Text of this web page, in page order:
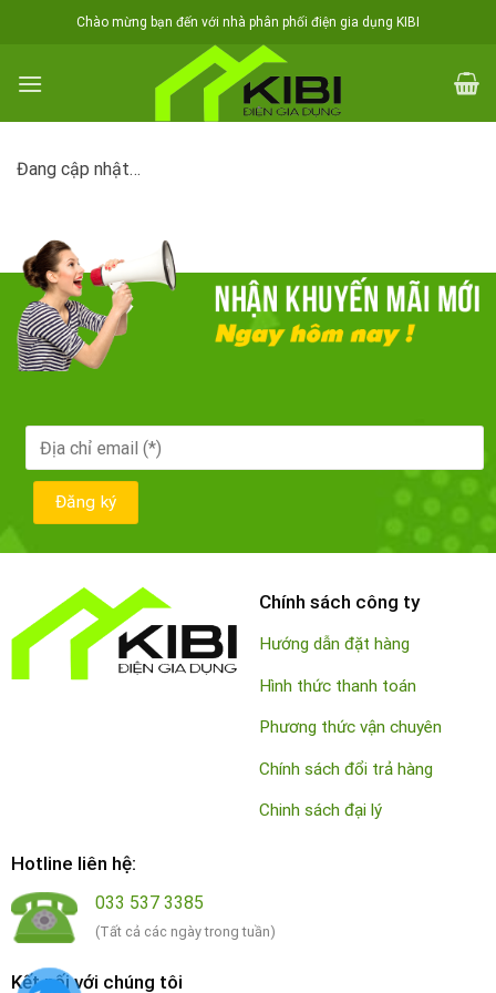
Chào mừng bạn đến với nhà phân phối điện gia dụng KIBI
Đang cập nhật…
Chính sách công ty
Hướng dẫn đặt hàng
Hình thức thanh toán
Phương thức vận chuyên
Chính sách đổi trả hàng
Chinh sách đại lý
Hotline liên hệ:
033 537 3385
(Tất cả các ngày trong tuần)
Kết nối với chúng tôi